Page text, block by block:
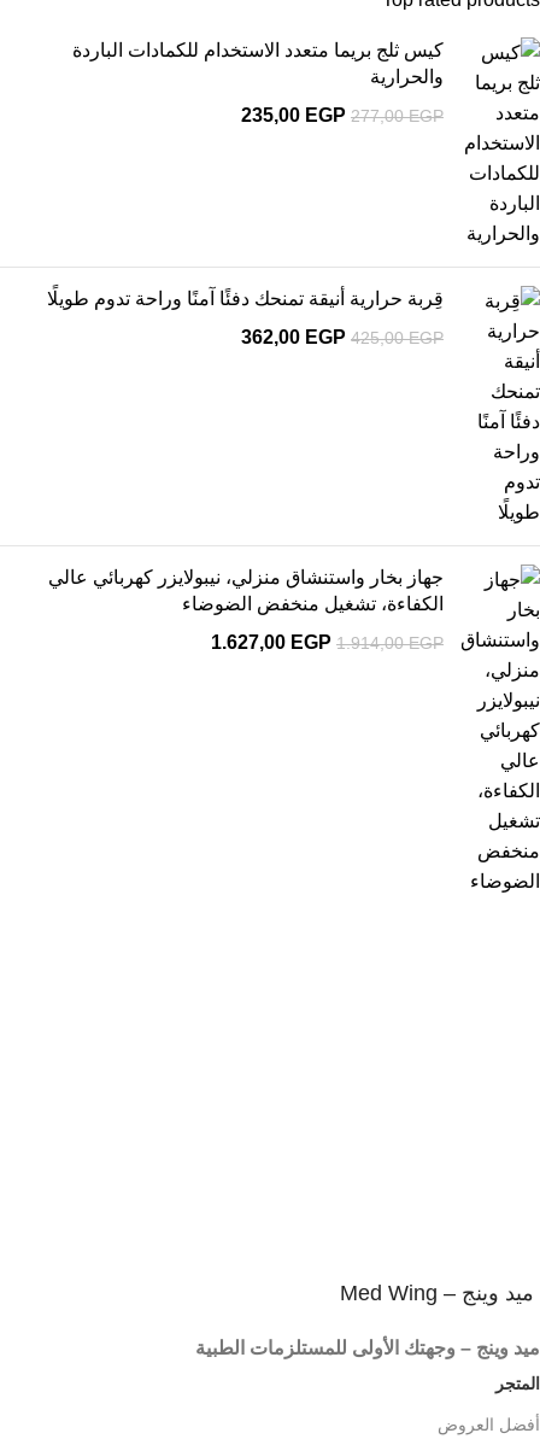
كيس ثلج بريما متعدد الاستخدام للكمادات الباردة
والحرارية
277,00EGP
235,00 EGP
قِربة حرارية أنيقة تمنحك دفئًا آمنًا وراحة تدوم طويلًا
425,00EGP
362,00 EGP
جهاز بخار واستنشاق منزلي، نيبولايزر كهربائي عالي
الكفاءة، تشغيل منخفض الضوضاء
1.914,00EGP
1.627,00 EGP
ميد وينج – Med Wing
ميد وينج – وجهتك الأولى للمستلزمات الطبية
المتجر
أفضل العروض